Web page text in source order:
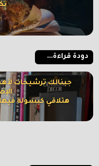
دودة قراءة...
جبنالك ترشيحات
هتلاقي كبسولة